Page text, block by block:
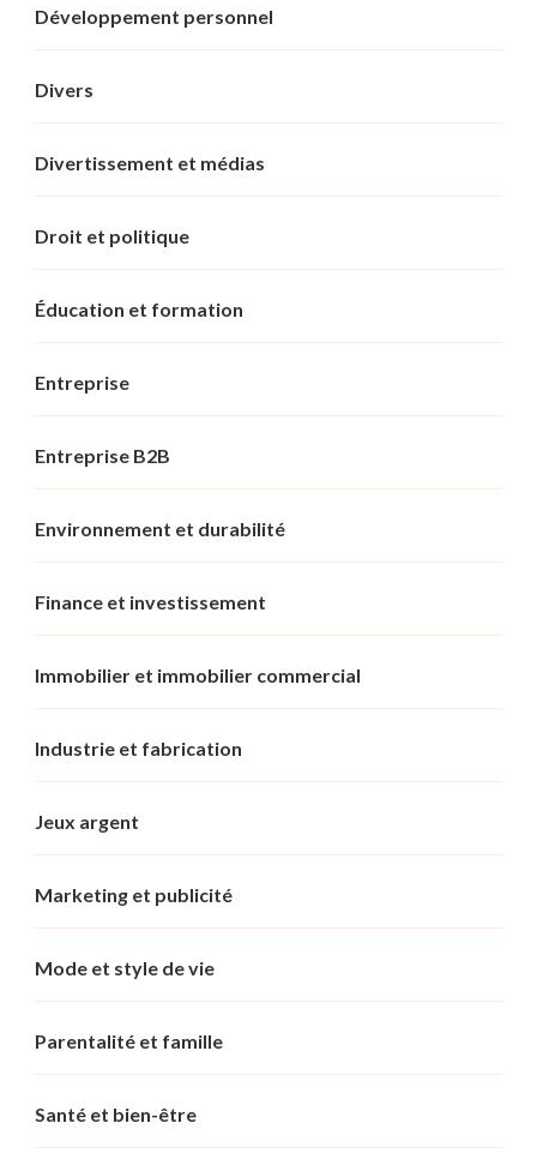
Développement personnel
Divers
Divertissement et médias
Droit et politique
Éducation et formation
Entreprise
Entreprise B2B
Environnement et durabilité
Finance et investissement
Immobilier et immobilier commercial
Industrie et fabrication
Jeux argent
Marketing et publicité
Mode et style de vie
Parentalité et famille
Santé et bien-être